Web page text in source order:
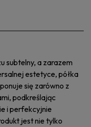
subtelny, a zarazem
estetyce, półka
się zarówno z
podkreślając
i perfekcyjnie
jest nie tylko